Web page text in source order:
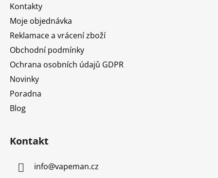
Kontakty
Moje objednávka
Reklamace a vrácení zboží
Obchodní podmínky
Ochrana osobních údajů GDPR
Novinky
Poradna
Blog
Kontakt
info@vapeman.cz